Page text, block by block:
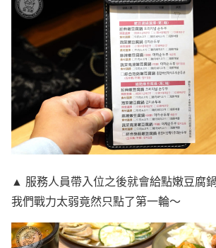
▲ 服務人員帶入位之後就會給點嫩豆腐
我們戰力太弱竟然只點了第一輪～